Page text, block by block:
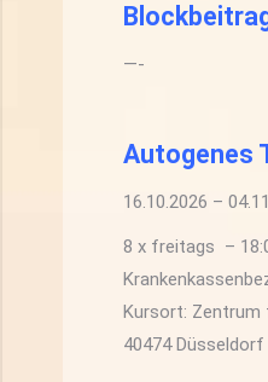
—-
Autogenes
16.10.2026 –
8 x freitags –
Kursort: Zentrum
40474 Düsseldorf